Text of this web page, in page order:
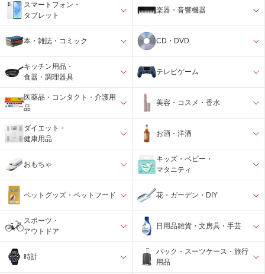
スマートフォン・
タブレット
楽器・音響機器
本・雑誌・コミック CD・DVD
キッチン用品・
食器・調理器具
テレビゲーム
医薬品・コンタクト・介護用
品
美容・コスメ・香水
ダイエット・
健康用品
お酒・洋酒
おもちゃ
キッズ・ベビー・
マタニティ
ペットグッズ・ペットフード 花・ガーデン・DIY
スポーツ・
アウトドア
日用品雑貨・文房具・手芸
時計
バック・スーツケース・旅行
用品